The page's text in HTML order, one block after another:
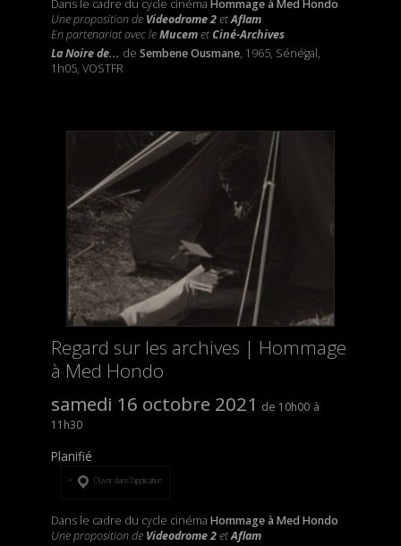
Dans le cadre du cycle cinéma Hommage à Med Hondo
Une proposition de Videodrome 2etAflam
En partenariat avec leMucemetCiné-Archives
La Noire de... de Sembene Ousmane, 1965, Sénégal,
1h05, VOSTFR
Regard sur les archives | Hommage
à Med Hondo
samedi 16 octobre 2021
10h00
11h30
Planifié
Ouvrir dans l’application
Dans le cadre du cycle cinéma Hommage à Med Hondo
Une proposition de Videodrome 2etAflam